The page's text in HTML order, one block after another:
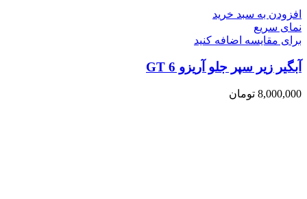
افزودن به سبد خرید
نمای سریع
برای مقایسه اضافه کنید
آبگیر زیر سپر جلو آریزو 6 GT
8,000,000 تومان